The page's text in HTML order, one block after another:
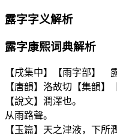
露字字义解析
露字康熙词典解析
【戌集中】【雨字部】
【唐韻】洛故切【集韻】
【說文】潤澤也。
从雨路聲。
【玉篇】天之津液，下所